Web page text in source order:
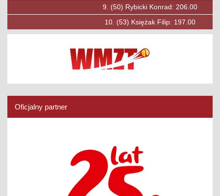
Rybicki Konrad: 206.00
Księżak Filip: 197.00
Oficjalny partner